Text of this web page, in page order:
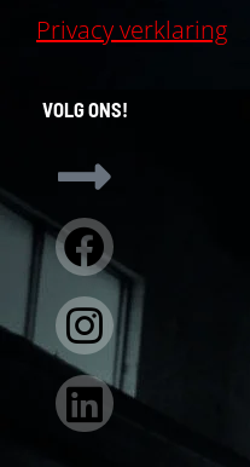
Privacy verklaring
VOLG ONS!
Facebook
Instagram
Linkedin